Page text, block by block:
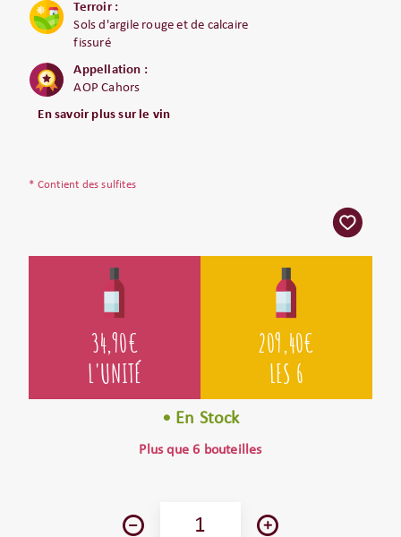
Terroir :
Sols d'argile rouge et de calcaire
fissuré
Appellation :
AOP Cahors
En savoir plus sur le vin
* Contient des sulfites
34,90€
L'UNITÉ
209,40€
LES 6
• En Stock
Plus que 6 bouteilles